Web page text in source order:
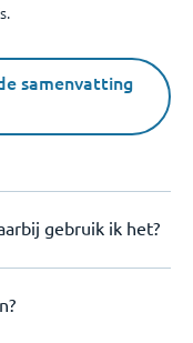
samenvatting
gebruik ik het?